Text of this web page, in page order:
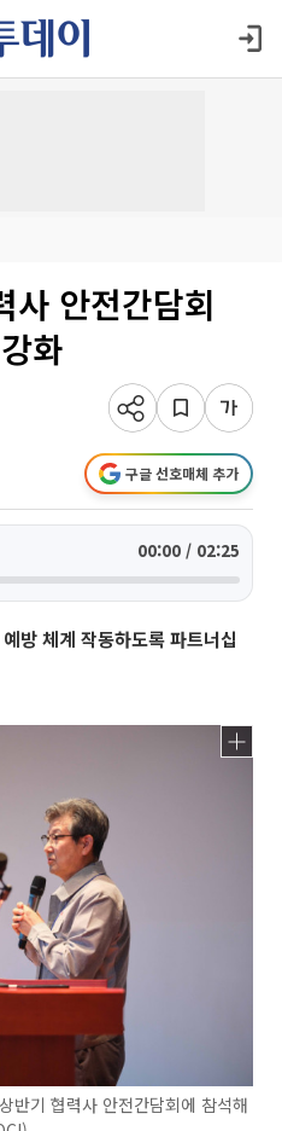
사 안전간담회
화
구글 선호매체 추가
00:00 / 02:25
방 체계 작동하도록 파트너십
기 협력사 안전간담회에 참석해